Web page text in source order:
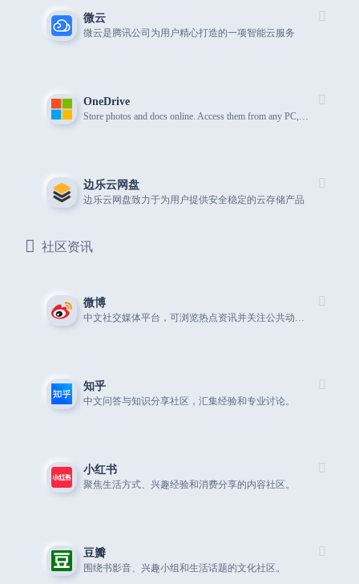
微云
微云是腾讯公司为用户精心打造的一项智能云服务
OneDrive
Store photos and docs online. Access them from any PC, Mac or phone. Create and work together on Word, Excel or PowerPoint documents.
边乐云网盘
边乐云网盘致力于为用户提供安全稳定的云存储产品
社区资讯
微博
中文社交媒体平台，可浏览热点资讯并关注公共动态。
知乎
中文问答与知识分享社区，汇集经验和专业讨论。
小红书
聚焦生活方式、兴趣经验和消费分享的内容社区。
豆瓣
围绕书影音、兴趣小组和生活话题的文化社区。